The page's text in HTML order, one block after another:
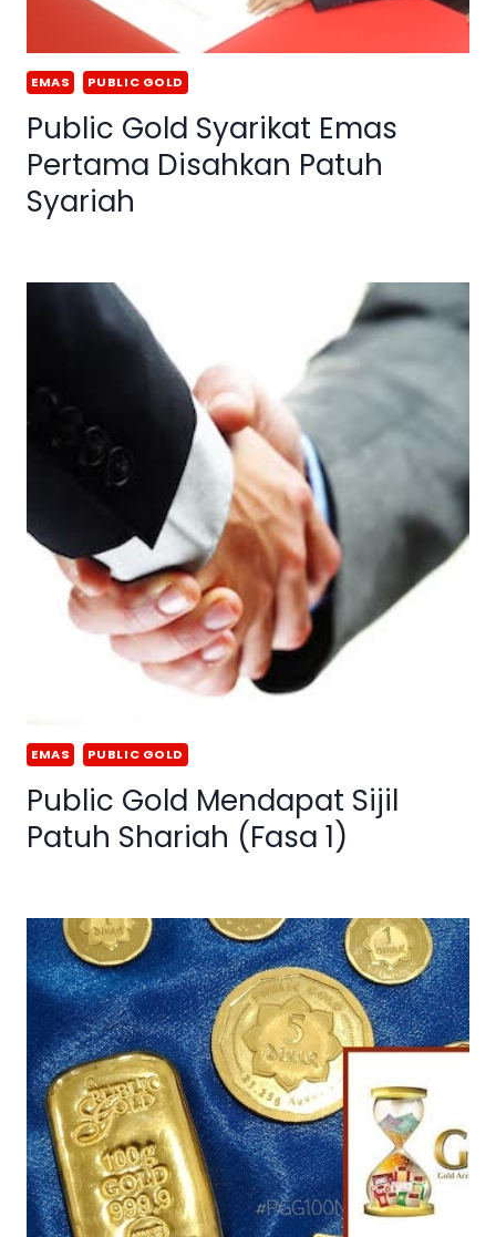
EMAS PUBLIC GOLD
Public Gold Syarikat Emas
Pertama Disahkan Patuh
Syariah
EMAS PUBLIC GOLD
Public Gold Mendapat Sijil
Patuh Shariah (Fasa 1)